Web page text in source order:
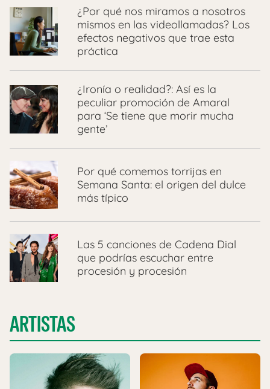
¿Por qué nos miramos a nosotros
mismos en las videollamadas? Los
efectos negativos que trae esta
práctica
¿Ironía o realidad?: Así es la
peculiar promoción de Amaral
para ‘Se tiene que morir mucha
gente’
Por qué comemos torrijas en
Semana Santa: el origen del dulce
más típico
Las 5 canciones de Cadena Dial
que podrías escuchar entre
procesión y procesión
ARTISTAS